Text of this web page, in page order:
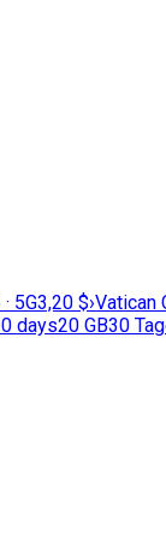
5G3,20 $›Vatican
days20 GB30